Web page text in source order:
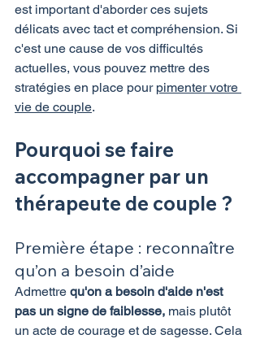
est important d'aborder ces sujets
délicats avec tact et compréhension. Si
c'est une cause de vos difficultés
actuelles, vous pouvez mettre des
stratégies en place pour pimenter votre
vie de couple.
Pourquoi se faire
accompagner par un
thérapeute de couple ?
Première étape : reconnaître
qu’on a besoin d’aide
Admettre qu'on a besoin d'aide n'est
pas un signe de faiblesse, mais plutôt
un acte de courage et de sagesse. Cela